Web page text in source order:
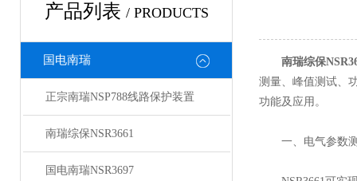
产品列表 / PRODUCTS
国电南瑞
正宗南瑞NSP788线路保护装置
南瑞综保NSR3661
国电南瑞NSR3697
南瑞综保
测量、峰值测试、
功能及应用。
一、电气参数